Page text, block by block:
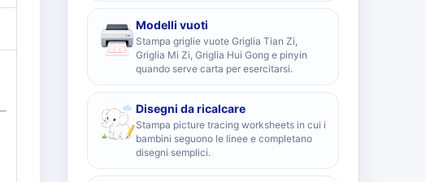
Modelli vuoti
Stampa griglie vuote Griglia Tian Zi,
Griglia Mi Zi, Griglia Hui Gong e pinyin
quando serve carta per esercitarsi.
Disegni da ricalcare
Stampa picture tracing worksheets in cui i
bambini seguono le linee e completano
disegni semplici.